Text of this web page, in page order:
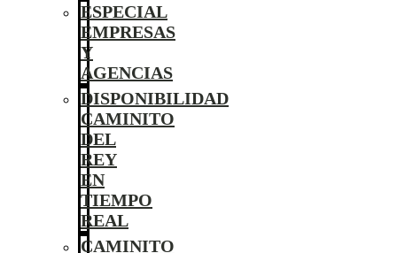
ESPECIAL
EMPRESAS
Y
AGENCIAS
DISPONIBILIDAD
CAMINITO
DEL
REY
EN
TIEMPO
REAL
CAMINITO